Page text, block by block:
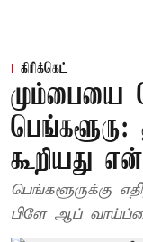
கிரிக்கெட்
மும்பையை
பெங்களூரு:
கூறியது
பெங்களூருக்கு
பிளே ஆப்